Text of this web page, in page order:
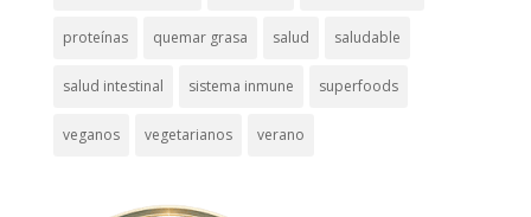
proteínas quemar grasa salud saludable
salud intestinal sistema inmune superfoods
veganos vegetarianos verano